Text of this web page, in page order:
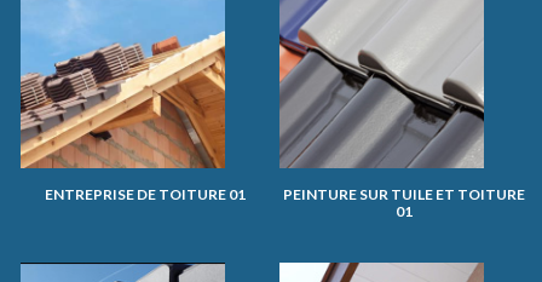
ENTREPRISE DE TOITURE 01
PEINTURE SUR TUILE ET TOITURE
01